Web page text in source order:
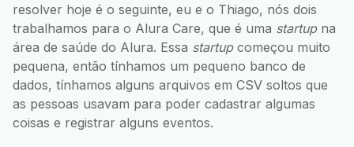
resolver hoje é o seguinte, eu e o Thiago, nós dois
trabalhamos para o Alura Care, que é uma startupna
área de saúde do Alura. Essa startupcomeçou muito
pequena, então tínhamos um pequeno banco de
dados, tínhamos alguns arquivos em CSV soltos que
as pessoas usavam para poder cadastrar algumas
coisas e registrar alguns eventos.